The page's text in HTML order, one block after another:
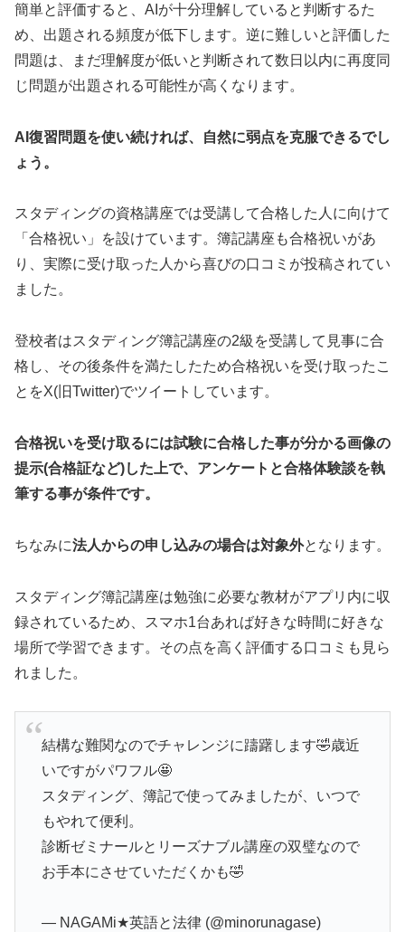
簡単と評価すると、AIが十分理解していると判断するた
め、出題される頻度が低下します。逆に難しいと評価した
問題は、まだ理解度が低いと判断されて数日以内に再度同
じ問題が出題される可能性が高くなります。
AI復習問題を使い続ければ、自然に弱点を克服できるでし
ょう。
スタディングの資格講座では受講して合格した人に向けて
「合格祝い」を設けています。簿記講座も合格祝いがあ
り、実際に受け取った人から喜びの口コミが投稿されてい
ました。
登校者はスタディング簿記講座の2級を受講して見事に合
格し、その後条件を満たしたため合格祝いを受け取ったこ
とをX(旧Twitter)でツイートしています。
合格祝いを受け取るには試験に合格した事が分かる画像の
提示(合格証など)した上で、アンケートと合格体験談を執
筆する事が条件です。
ちなみに法人からの申し込みの場合は対象外となります。
スタディング簿記講座は勉強に必要な教材がアプリ内に収
録されているため、スマホ1台あれば好きな時間に好きな
場所で学習できます。その点を高く評価する口コミも見ら
れました。
結構な難関なのでチャレンジに躊躇します🤣歳近
いですがパワフル🤩
スタディング、簿記で使ってみましたが、いつで
もやれて便利。
診断ゼミナールとリーズナブル講座の双璧なので
お手本にさせていただくかも🤣
— NAGAMi★英語と法律 (@minorunagase)